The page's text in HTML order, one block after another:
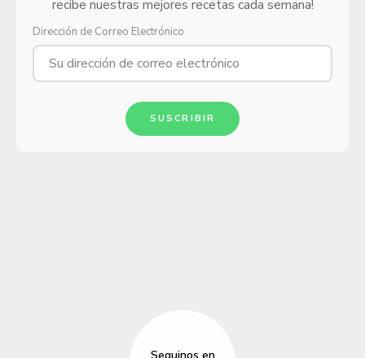
recibe nuestras mejores recetas cada semana!
Dirección de Correo Electrónico
SUSCRIBIR